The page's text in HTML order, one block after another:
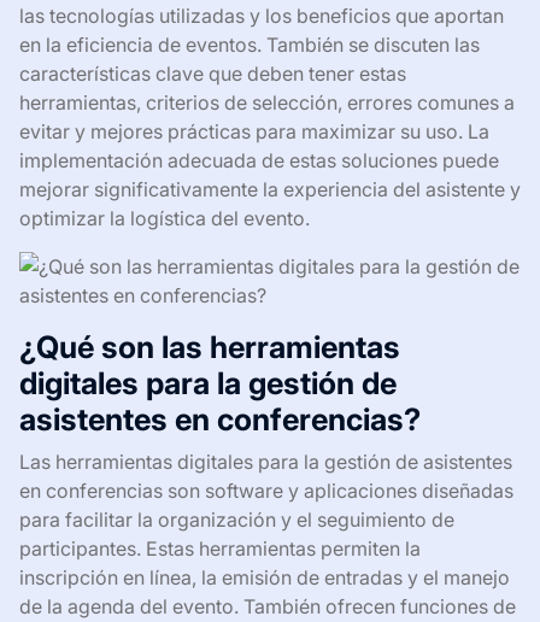
las tecnologías utilizadas y los beneficios que aportan
en la eficiencia de eventos. También se discuten las
características clave que deben tener estas
herramientas, criterios de selección, errores comunes a
evitar y mejores prácticas para maximizar su uso. La
implementación adecuada de estas soluciones puede
mejorar significativamente la experiencia del asistente y
optimizar la logística del evento.
¿Qué son las herramientas
digitales para la gestión de
asistentes en conferencias?
Las herramientas digitales para la gestión de asistentes
en conferencias son software y aplicaciones diseñadas
para facilitar la organización y el seguimiento de
participantes. Estas herramientas permiten la
inscripción en línea, la emisión de entradas y el manejo
de la agenda del evento. También ofrecen funciones de